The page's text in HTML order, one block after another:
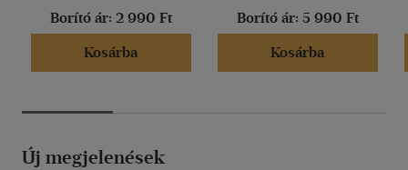
Borító ár: 2 990 Ft
Kosárba
Borító ár: 5 990 Ft
Kosárba
Új megjelenések